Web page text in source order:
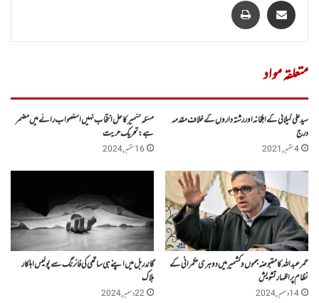
متعلقہ مواد
سید علی گیلانی کے اہلخانہ اور رشتہ داروں کے خلاف مقدمہ
درج
4 ستمبر, 2021
مسئلہ کشمیر کاحل انتخاب نہیں استصواب رائے میں مضمر
ہے:تحریک حریت
16 ستمبر, 2024
عمر عبداللہ کا مقبوضہ جموں وکشمیرمیں دوہری حکمرانی کے
نظام پراظہار تشویش
14 دسمبر, 2024
گاندربل میں اپنے ہی ساتھی کی فائرنگ سے پولیس اہلکار
ہلاک
22 دسمبر, 2024